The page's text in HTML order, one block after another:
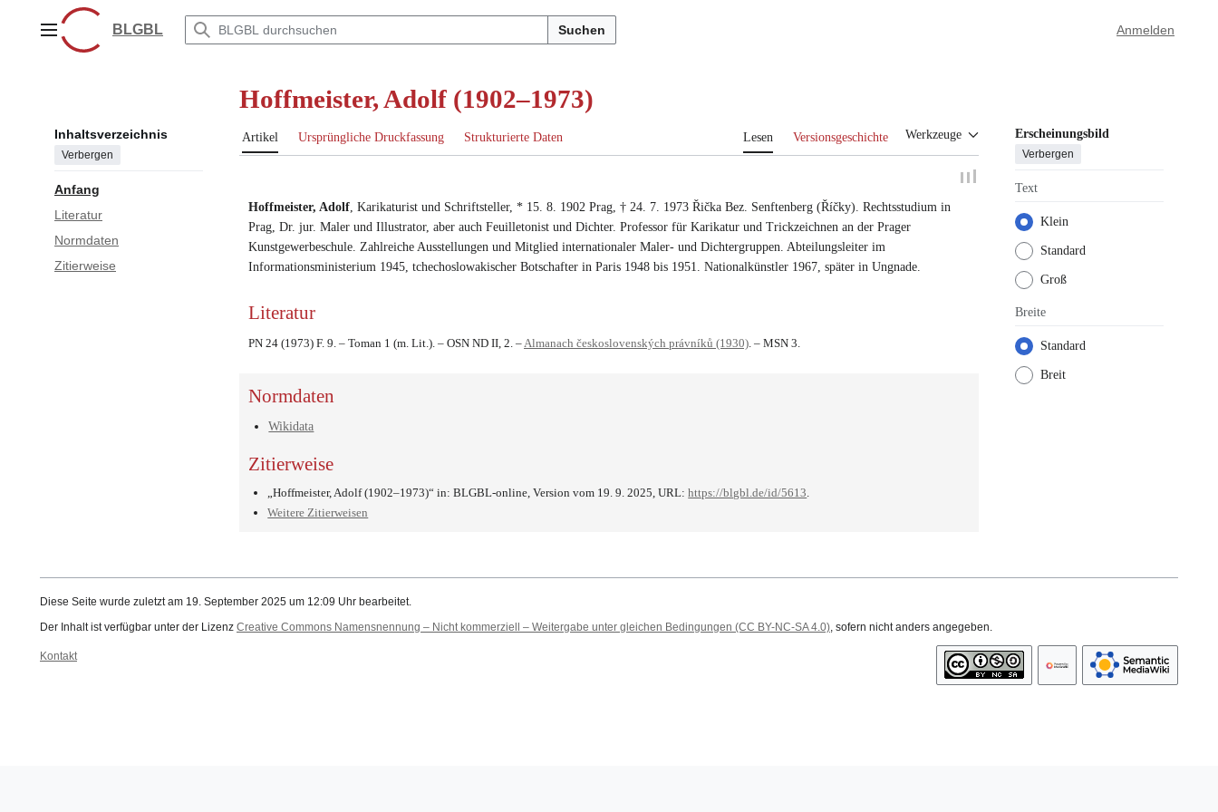
springenHauptmenüBLGBL Suchen Anmelden
Inhaltsverzeichnis
Verbergen
Anfang
Literatur
Normdaten
Zitierweise
Hoffmeister, Adolf (1902–1973)
Artikel Ursprüngliche Druckfassung Strukturierte Daten Lesen Versionsgeschichte Werkzeuge Erscheinungsbild
Verbergen
Text
Klein
Standard
Groß
Breite
Standard
Breit
Hoffmeister, Adolf, Karikaturist und Schriftsteller, * 15. 8. 1902 Prag, † 24. 7. 1973 Řička Bez. Senftenberg (Říčky). Rechtsstudium in
Prag, Dr. jur. Maler und Illustrator, aber auch Feuilletonist und Dichter. Professor für Karikatur und Trickzeichnen an der Prager
Kunstgewerbeschule. Zahlreiche Ausstellungen und Mitglied internationaler Maler- und Dichtergruppen. Abteilungsleiter im
Informationsministerium 1945, tchechoslowakischer Botschafter in Paris 1948 bis 1951. Nationalkünstler 1967, später in Ungnade.
Literatur
PN 24 (1973) F. 9. – Toman 1 (m. Lit.). – OSN ND II, 2. – Almanach československých právníků (1930) . – MSN 3.
Normdaten
Wikidata
Zitierweise
„Hoffmeister, Adolf (1902–1973)“ in: BLGBL-online, Version vom 19. 9. 2025, URL:https://blgbl.de/id/5613.
Weitere Zitierweisen
Diese Seite wurde zuletzt am 19. September 2025 um 12:09 Uhr bearbeitet.
Der Inhalt ist verfügbar unter der Lizenz Creative Commons Namensnennung – Nicht kommerziell – Weitergabe unter gleichen Bedingungen (CC BY-NC-SA 4.0), sofern nicht anders angegeben.
Kontakt